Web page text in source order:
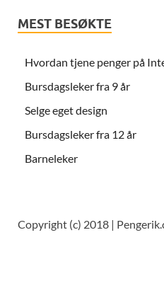
MEST BESØKTE
Hvordan tjene penger på
Bursdagsleker fra 9 år
Selge eget design
Bursdagsleker fra 12 år
Barneleker
Copyright (c) 2018 |